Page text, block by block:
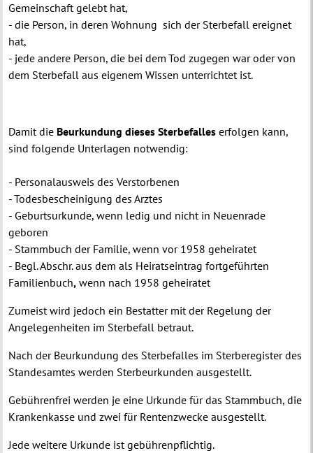
Gemeinschaft gelebt hat,
- die Person, in deren Wohnung sich der Sterbefall ereignet
hat,
- jede andere Person, die bei dem Tod zugegen war oder von
dem Sterbefall aus eigenem Wissen unterrichtet ist.
Damit die Beurkundung dieses Sterbefalles erfolgen kann,
sind folgende Unterlagen notwendig:
- Personalausweis des Verstorbenen
-Todesbescheinigung des Arztes
- Geburtsurkunde, wenn ledig und nicht in Neuenrade
geboren
- Stammbuch der Familie, wenn vor 1958 geheiratet
- Begl. Abschr. aus dem als Heiratseintrag fortgeführten
Familienbuch, wenn nach 1958 geheiratet
Zumeist wird jedoch ein Bestatter mit der Regelung der
Angelegenheiten im Sterbefall betraut.
Nach der Beurkundung des Sterbefalles im Sterberegister des
Standesamtes werden Sterbeurkunden ausgestellt.
Gebührenfrei werden je eine Urkunde für das Stammbuch, die
Krankenkasse und zwei für Rentenzwecke ausgestellt.
Jede weitere Urkunde ist gebührenpflichtig.